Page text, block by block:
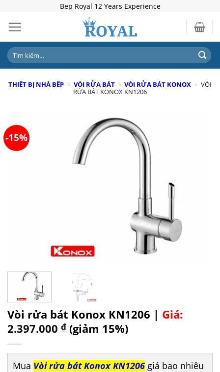
content
Bep Royal 12 Years Experience
Tìm
kiếm:
THIẾT BỊ NHÀ BẾP » VÒI RỬA BÁT » VÒI RỬA BÁT KONOX » VÒI
RỬA BÁT KONOX KN1206
-15%
Vòi rửa bát Konox KN1206 | Giá:
2.397.000 ₫ (giảm 15%)
Mua Vòi rửa bát Konox KN1206 giá bao nhiêu